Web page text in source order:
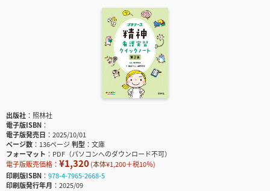
出版社
照林社
電子版ISBN
電子版発売日
2025/10/01
ページ数
136ページ判型
文庫
フォーマット
PDF（パソコンへのダウンロード不可）
電子版販売価格： ¥1,320(本体¥1,200＋税10％)
印刷版ISBN
978-4-7965-2668-5
印刷版発行年月
2025/09